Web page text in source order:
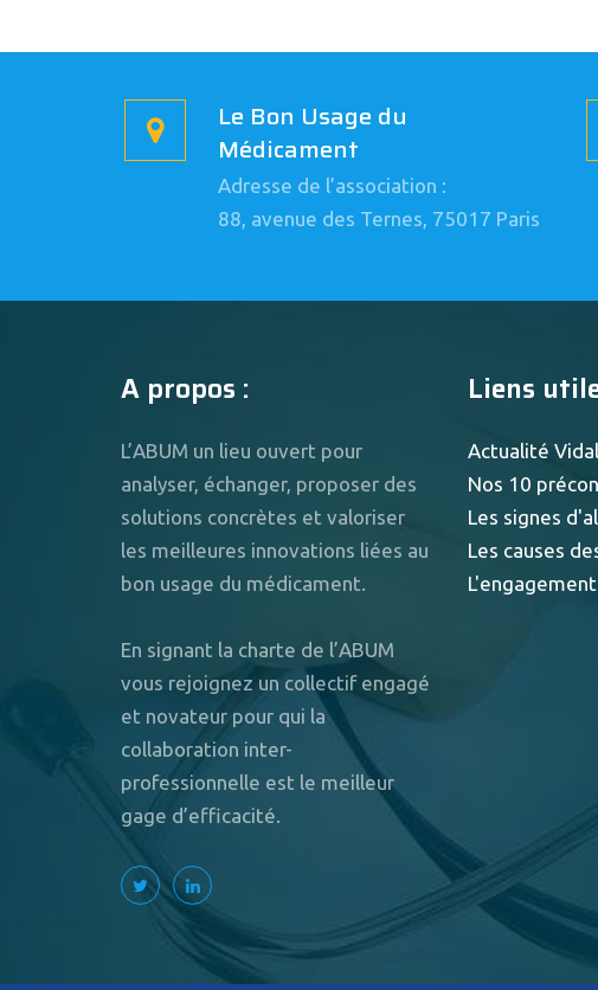
Le Bon Usage du
Médicament
Adresse de l’association :
88, avenue des Ternes, 75017 Paris
A propos :
L’ABUM un lieu ouvert pour
analyser, échanger, proposer des
solutions concrètes et valoriser
les meilleures innovations liées au
bon usage du médicament.
En signant la charte de l’ABUM
vous rejoignez un collectif engagé
et novateur pour qui la
collaboration inter-
professionnelle est le meilleur
gage d’efficacité.
Liens
Actualité Vidal
Nos 10
Les signes
Les causes